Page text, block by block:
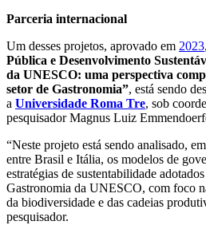
Parceria internacional
Um desses projetos, aprovado em 2023
Pública e Desenvolvimento
da UNESCO: uma perspectiva
setor de Gastronomia”, está sendo
a Universidade Roma Tre, sob
pesquisador Magnus Luiz
“Neste projeto está sendo analisado,
entre Brasil e Itália, os modelos de
estratégias de sustentabilidade
Gastronomia da UNESCO, com foco
da biodiversidade e das cadeias
pesquisador.